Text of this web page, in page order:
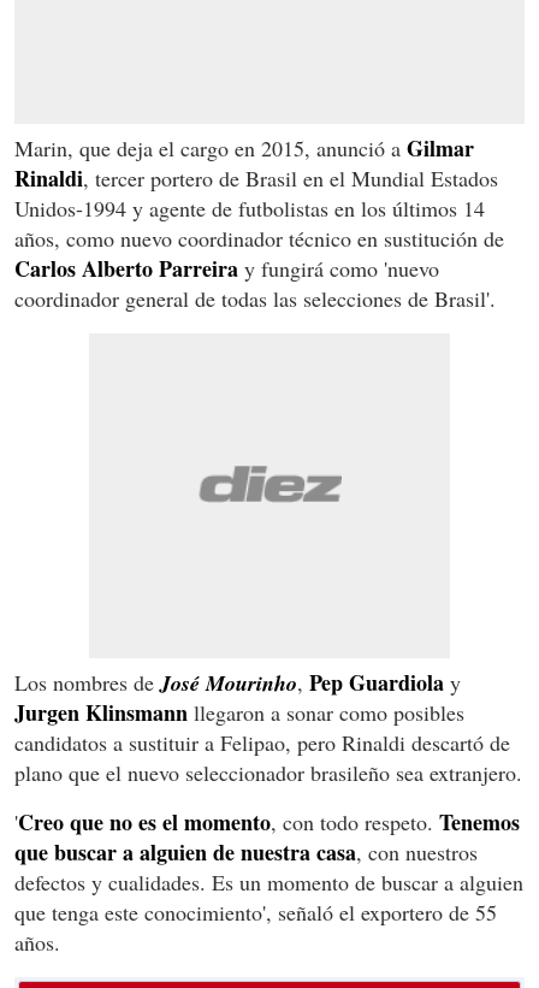
Marin, que deja el cargo en 2015, anunció a Gilmar
Rinaldi, tercer portero de Brasil en el Mundial Estados
Unidos-1994 y agente de futbolistas en los últimos 14
años, como nuevo coordinador técnico en sustitución de
Carlos Alberto Parreira y fungirá como 'nuevo
coordinador general de todas las selecciones de Brasil'.
Los nombres deJosé Mourinho, Pep Guardiola y
Jurgen Klinsmann llegaron a sonar como posibles
candidatos a sustituir a Felipao, pero Rinaldi descartó de
plano que el nuevo seleccionador brasileño sea extranjero.
'Creo que no es el momento, con todo respeto. Tenemos
que buscar a alguien de nuestra casa, con nuestros
defectos y cualidades. Es un momento de buscar a alguien
que tenga este conocimiento', señaló el exportero de 55
años.